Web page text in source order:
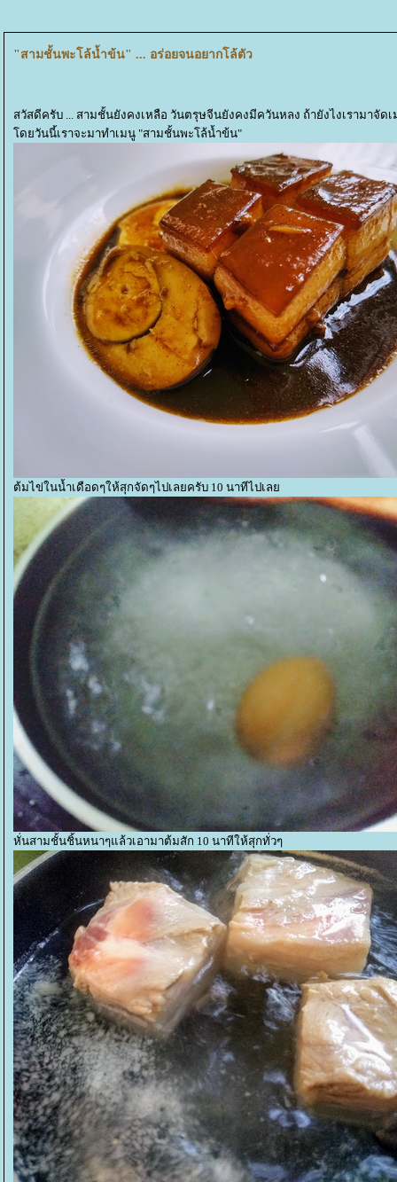
"สามชั้นพะโล้น้ำข้น" ... อร่อยจนอยากโล้ตัว
สวัสดีครับ ... สามชั้นยังคงเหลือ วันตรุษจีนยังคงมีควันหลง ถ้ายังไงเรามาจั
ดยวันนี้เราจะมาทำเมนู "สามชั้นพะโล้น้ำข้น"
ต้มไข่ในน้ำเดือดๆให้สุกจัดๆไปเลยครับ 10 นาทีไปเล
หั่นสามชั้นชิ้นหนาๆแล้วเอามาต้มสัก 10 นาทีให้สุกทั่วๆ